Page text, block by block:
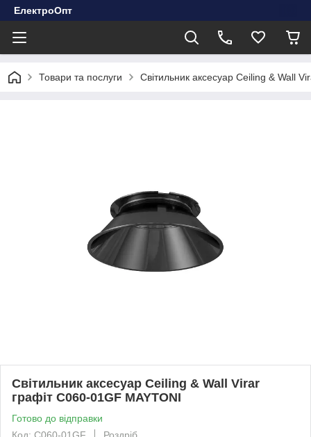
ЕлектроОпт
Товари та послуги Світильник аксесуар Ceiling & Wall
Світильник аксесуар Ceiling & Wall Virar
графіт C060-01GF MAYTONI
Готово до відправки
Код: C060-01GF
Роздріб